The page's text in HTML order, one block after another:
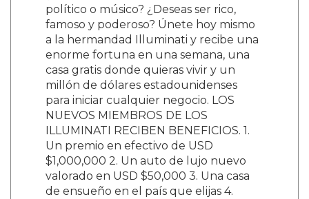
político o músico? ¿Deseas ser rico,
famoso y poderoso? Únete hoy mismo
a la hermandad Illuminati y recibe una
enorme fortuna en una semana, una
casa gratis donde quieras vivir y un
millón de dólares estadounidenses
para iniciar cualquier negocio. LOS
NUEVOS MIEMBROS DE LOS
ILLUMINATI RECIBEN BENEFICIOS. 1.
Un premio en efectivo de USD
$1,000,000 2. Un auto de lujo nuevo
valorado en USD $50,000 3. Una casa
de ensueño en el país que elijas 4.